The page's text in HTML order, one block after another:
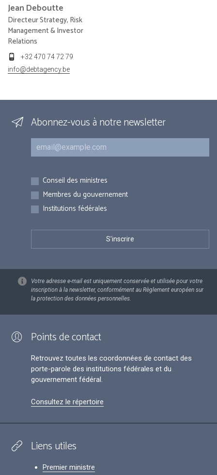
Jean Deboutte
Directeur Strategy, Risk
Management & Investor
Relations
+32 470 74 72 79
info@debtagency.be
Abonnez-vous à notre newsletter
Courriel
Inscriptions
Conseil des ministres
Membres du gouvernement
Institutions fédérales
Votre adresse e-mail est uniquement conservée et utilisée pour votre
inscription à la newsletter, conformément au Règlement européen sur
la protection des données personnelles.
Points de contact
Retrouvez toutes les coordonnées de contact des
porte-parole des institutions fédérales et du
gouvernement fédéral.
Consultez le répertoire
Liens utiles
Premier ministre